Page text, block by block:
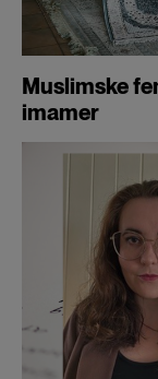
Muslimske
imamer